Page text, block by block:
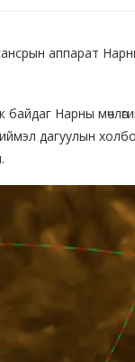
аппарат
Нарны
дагуулын